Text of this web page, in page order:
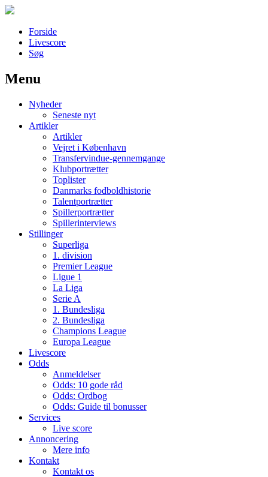
Forside
Livescore
Søg
Наши партнеры
лучшие займы
Menu
Nyheder
Seneste nyt
Artikler
Artikler
Vejret i København
Transfervindue-gennemgange
Klubportrætter
Toplister
Danmarks fodboldhistorie
Talentportrætter
Spillerportrætter
Spillerinterviews
Stillinger
Superliga
1. division
Premier League
Ligue 1
La Liga
Serie A
1. Bundesliga
2. Bundesliga
Champions League
Europa League
Livescore
Odds
Anmeldelser
Odds: 10 gode råd
Odds: Ordbog
Odds: Guide til bonusser
Services
Live score
Annoncering
Mere info
Kontakt
Kontakt os